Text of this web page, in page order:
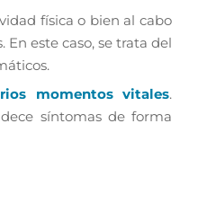
física o bien al cabo
este caso, se trata del
momentos vitales.
síntomas de forma